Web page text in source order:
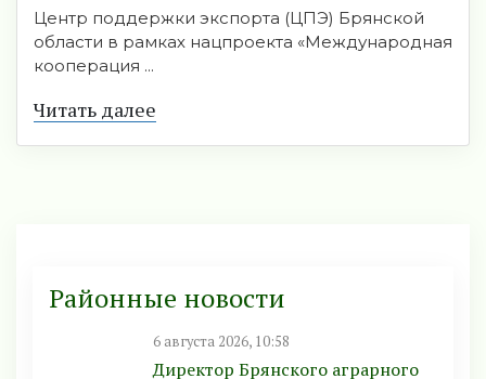
Центр поддержки экспорта (ЦПЭ) Брянской
области в рамках нацпроекта «Международная
кооперация ...
Читать далее
Районные новости
6 августа 2026, 10:58
Директор Брянского аграрного